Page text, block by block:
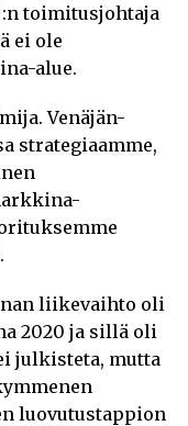
toimitusjohtaja
ei ole
alue.
Venäjän-
strategiaamme,
liikevaihto oli
2020 ja sillä oli
julkisteta, mutta
luovutustappion